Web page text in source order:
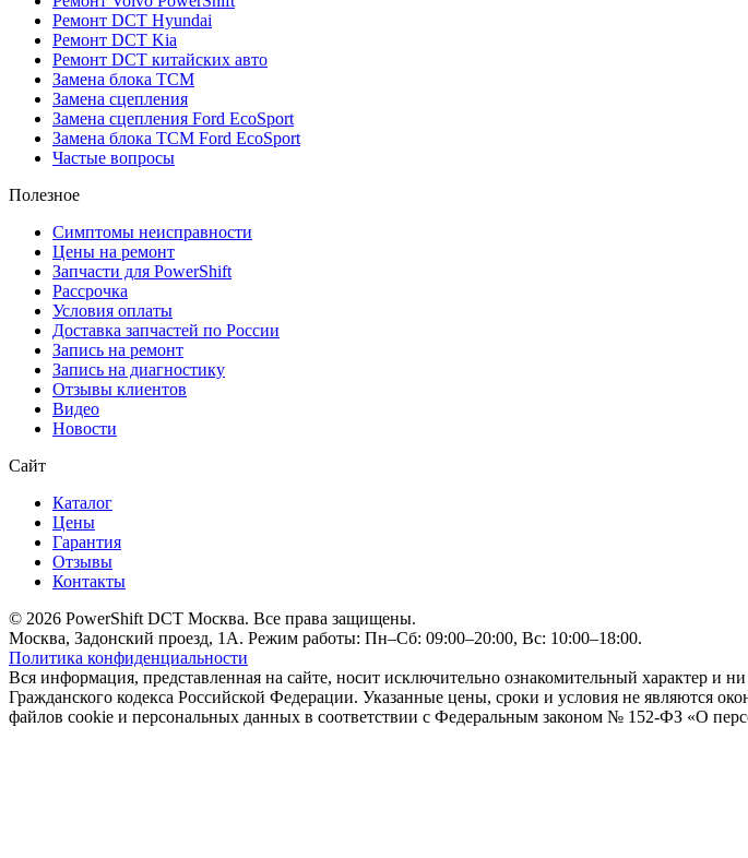
Ремонт DCT Hyundai
Ремонт DCT Kia
Ремонт DCT китайских авто
Замена блока TCM
Замена сцепления
Замена сцепления Ford EcoSport
Замена блока TCM Ford EcoSport
Частые вопросы
Полезное
Симптомы неисправности
Цены на ремонт
Запчасти для PowerShift
Рассрочка
Условия оплаты
Доставка запчастей по России
Запись на ремонт
Запись на диагностику
Отзывы клиентов
Видео
Новости
Сайт
Каталог
Цены
Гарантия
Отзывы
Контакты
© 2026 PowerShift DCT Москва. Все права защищены.
Москва, Задонский проезд, 1А. Режим работы: Пн–Сб: 09:00–20:00, Вс: 10:00–18:00.
Политика конфиденциальности
Вся информация, представленная на сайте, носит исключительно ознакомительный характер и
Гражданского кодекса Российской Федерации. Указанные цены, сроки и условия не являются
файлов cookie и персональных данных в соответствии с Федеральным законом № 152-ФЗ «О